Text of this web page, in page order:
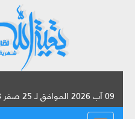
09 آب 2026 الموافق لـ 25 صفر 1448